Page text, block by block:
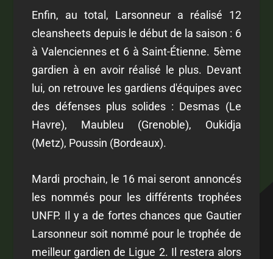
Enfin, au total, Larsonneur a réalisé 12
cleansheets depuis le début de la saison : 6
à Valenciennes et 6 à Saint-Étienne. 5ème
gardien à en avoir réalisé le plus. Devant
lui, on retrouve les gardiens d'équipes avec
des défenses plus solides : Desmas (Le
Havre), Maubleu (Grenoble), Oukidja
(Metz), Poussin (Bordeaux).
Mardi prochain, le 16 mai seront annoncés
les nommés pour les différents trophées
UNFP. Il y a de fortes chances que Gautier
Larsonneur soit nommé pour le trophée de
meilleur gardien de Ligue 2. Il restera alors